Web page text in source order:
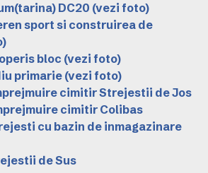
DC20 (vezi foto)
sport si construirea de
bloc (vezi foto)
primarie (vezi foto)
cimitir Strejestii de Jos
cimitir Colibas
cu bazin de inmagazinare
de Sus